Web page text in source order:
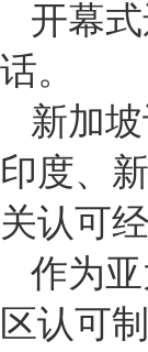
开幕
话。
新加
印度、
关认可经
作为
区认可